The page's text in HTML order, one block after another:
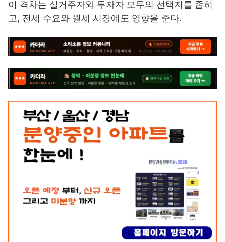
이 격차는 실거주자와 투자자 모두의 선택지를 좁히
고, 전세 수요와 월세 시장에도 영향을 준다.